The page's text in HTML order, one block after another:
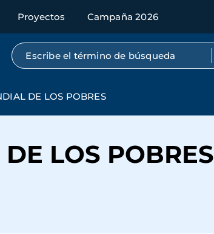
Proyectos Campaña 2026
Búsqueda por texto completo
DE LOS POBRES
LOS POBRES